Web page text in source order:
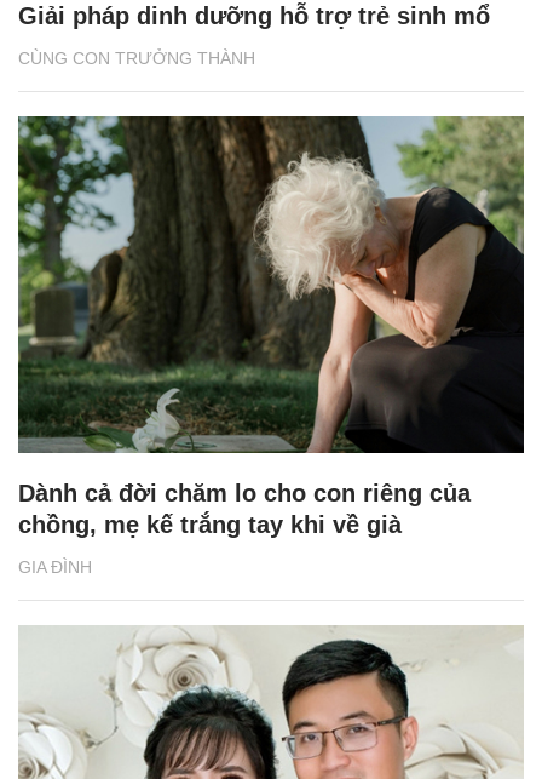
CÙNG CON TRƯỞNG THÀNH
Giải pháp dinh dưỡng hỗ trợ trẻ sinh mổ
GIA ĐÌNH
Dành cả đời chăm lo cho con riêng của
chồng, mẹ kế trắng tay khi về già